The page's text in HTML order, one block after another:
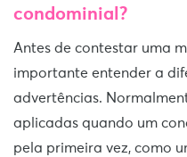
condominial?
Antes de contestar uma
importante entender a
advertências.
aplicadas quando um
pela primeira vez, como